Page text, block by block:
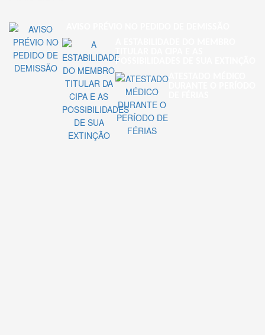
POSSIBILIDADES DE SUA EXTINÇÃO